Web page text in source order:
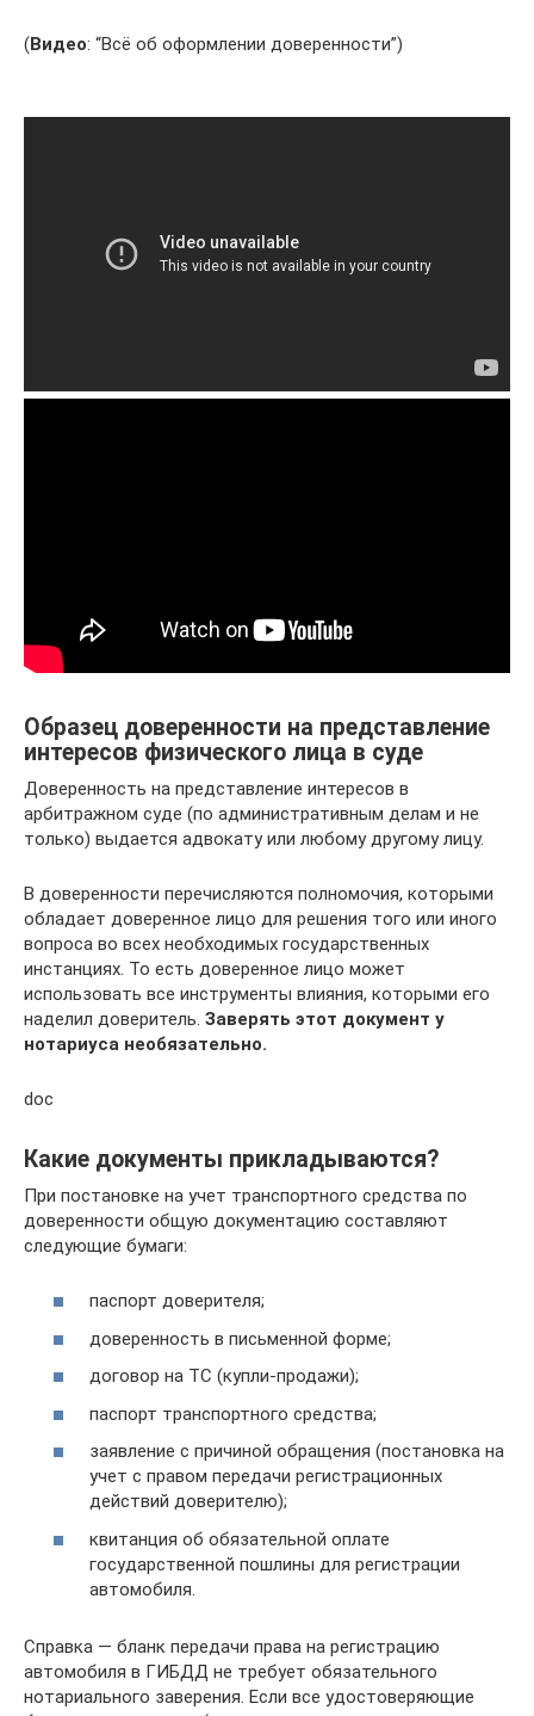
(Видео: “Всё об оформлении доверенности”)
Образец доверенности на представление
интересов физического лица в суде
Доверенность на представление интересов в
арбитражном суде (по административным делам и не
только) выдается адвокату или любому другому лицу.
В доверенности перечисляются полномочия, которыми
обладает доверенное лицо для решения того или иного
вопроса во всех необходимых государственных
инстанциях. То есть доверенное лицо может
использовать все инструменты влияния, которыми его
наделил доверитель. Заверять этот документ у
нотариуса необязательно.
doc
Какие документы прикладываются?
При постановке на учет транспортного средства по
доверенности общую документацию составляют
следующие бумаги:
паспорт доверителя;
доверенность в письменной форме;
договор на ТС (купли-продажи);
паспорт транспортного средства;
заявление с причиной обращения (постановка на
учет с правом передачи регистрационных
действий доверителю);
квитанция об обязательной оплате
государственной пошлины для регистрации
автомобиля.
Справка — бланк передачи права на регистрацию
автомобиля в ГИБДД не требует обязательного
нотариального заверения. Если все удостоверяющие